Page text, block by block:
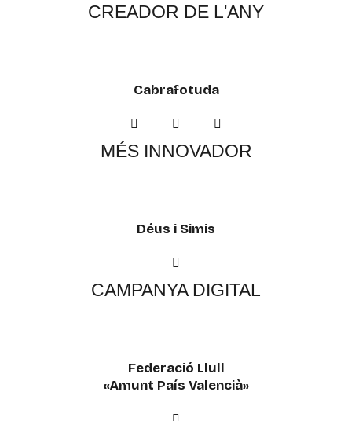
CREADOR DE L'ANY
Cabrafotuda
MÉS INNOVADOR
Déus i Simis
CAMPANYA DIGITAL
Federació Llull
«Amunt País Valencià»